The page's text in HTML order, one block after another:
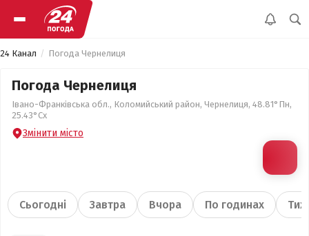
24 Канал Погода Чернелиця
Погода Чернелиця
Івано-Франківська обл., Коломийський район, Чернелиця, 48.81°Пн,
25.43°Сх
Змінити місто
Сьогодні Завтра Вчора По годинах